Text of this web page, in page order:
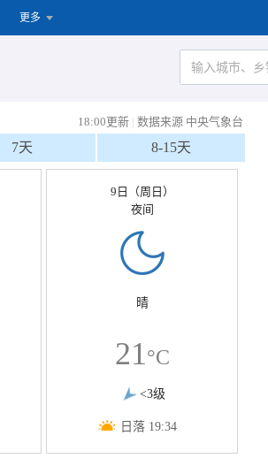
更多
18:00更新 | 数据来源 中央气象台
7天 8-15天
9日（周日）
夜间
晴
21°C
<3级
日落 19:34